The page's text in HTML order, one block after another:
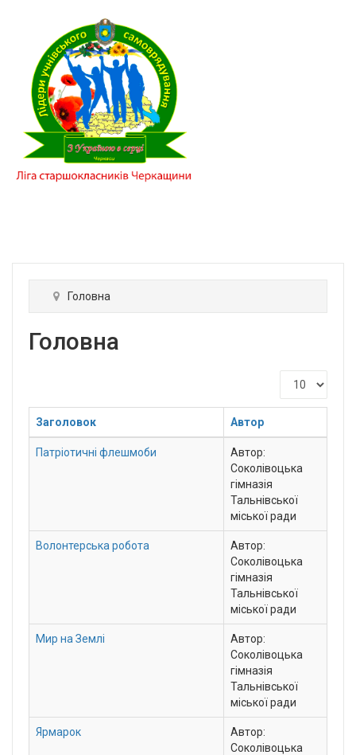
Головна
Головна
Показати
Заголовок Автор
Патріотичні флешмоби
Автор:
Соколівоцька
гімназія
Тальнівської
міської ради
Волонтерська робота
Автор:
Соколівоцька
гімназія
Тальнівської
міської ради
Мир на Землі
Автор:
Соколівоцька
гімназія
Тальнівської
міської ради
Ярмарок
Автор:
Соколівоцька